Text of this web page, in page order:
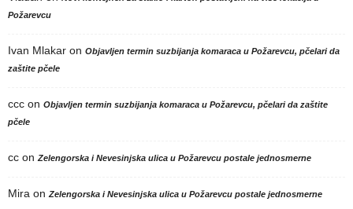
Požarevcu
Ivan Mlakar on Objavljen termin suzbijanja komaraca u Požarevcu, pčelari da
zaštite pčele
ccc on Objavljen termin suzbijanja komaraca u Požarevcu, pčelari da zaštite
pčele
cc on Zelengorska i Nevesinjska ulica u Požarevcu postale jednosmerne
Mira on Zelengorska i Nevesinjska ulica u Požarevcu postale jednosmerne